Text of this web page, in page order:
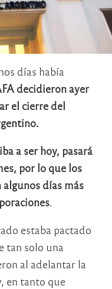
días había
decidieron ayer
el cierre del
a ser hoy, pasará
por lo que los
días más
.
estaba pactado
tan solo una
al adelantar la
en tanto que